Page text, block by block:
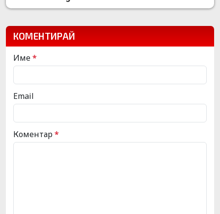
КОМЕНТИРАЙ
Име*
Email
Коментар*